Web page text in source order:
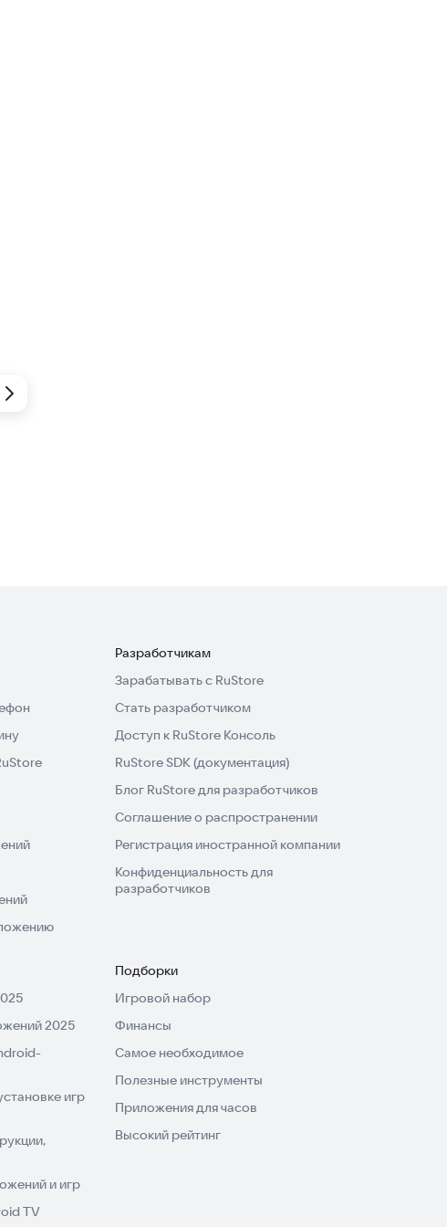
Разработчикам
Зарабатывать с RuStore
Стать разработчиком
Доступ к RuStore Консоль
RuStore SDK (документация)
Блог RuStore для разработчиков
Соглашение о распространении
Регистрация иностранной компании
Конфиденциальность для
разработчиков
2025
игр
и игр
TV
Подборки
Игровой набор
Финансы
Самое необходимое
Полезные инструменты
Приложения для часов
Высокий рейтинг